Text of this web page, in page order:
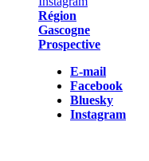
Région
Gascogne
Prospective
E-mail
Facebook
Bluesky
Instagram